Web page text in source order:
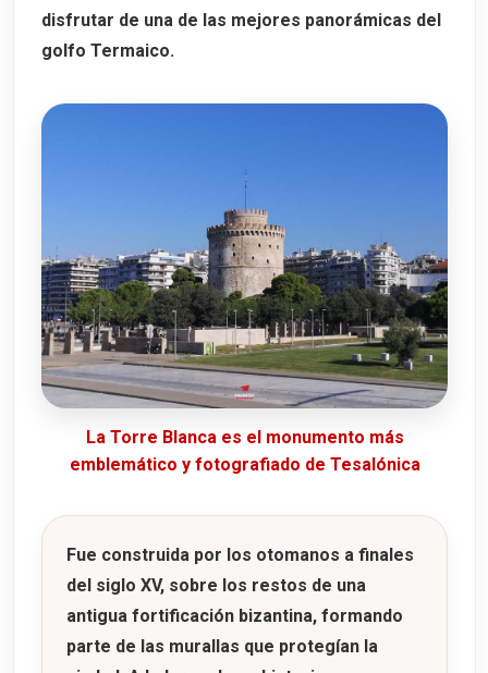
disfrutar de una de las mejores panorámicas del
golfo Termaico.
La Torre Blanca es el monumento más
emblemático y fotografiado de Tesalónica
Fue construida por los otomanos a finales
del siglo XV, sobre los restos de una
antigua fortificación bizantina, formando
parte de las murallas que protegían la